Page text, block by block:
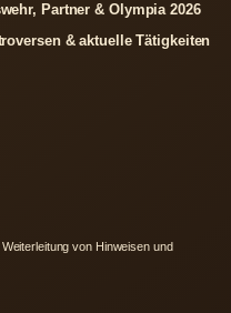
Partner & Olympia 2026
& aktuelle Tätigkeiten
von Hinweisen und